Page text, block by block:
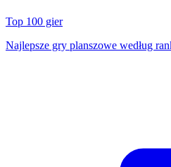
Top 100 gier
Najlepsze gry planszowe według